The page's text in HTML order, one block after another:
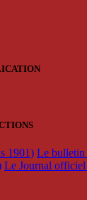
1901) Le bulletin
Le Journal officiel